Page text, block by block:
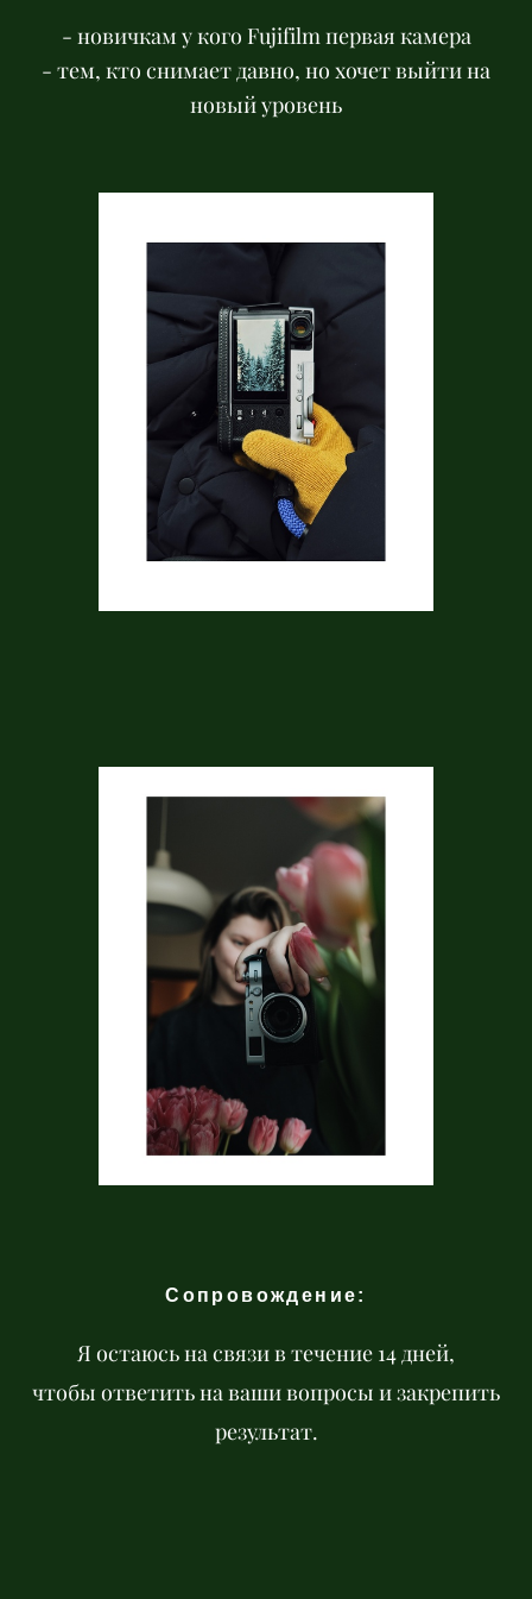
- новичкам у кого Fujifilm первая камера
- тем, кто снимает давно, но хочет выйти на
новый уровень
Сопровождение:
Я остаюсь на связи в течение 14 дней,
чтобы ответить на ваши вопросы и закрепить
результат.